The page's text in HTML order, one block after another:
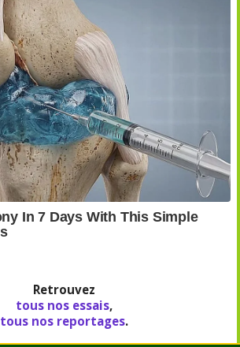
Retrouvez
tous nos essais,
tous nos reportages.